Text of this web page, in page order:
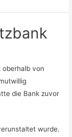
von
die Bank zuvor
wurde.